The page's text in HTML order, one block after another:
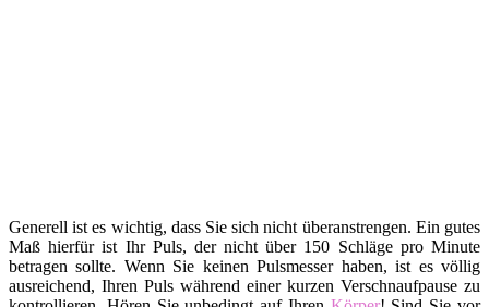
Generell ist es wichtig, dass Sie sich nicht überanstrengen. Ein gutes
Maß hierfür ist Ihr Puls, der nicht über 150 Schläge pro Minute
betragen sollte. Wenn Sie keinen Pulsmesser haben, ist es völlig
ausreichend, Ihren Puls während einer kurzen Verschnaufpause zu